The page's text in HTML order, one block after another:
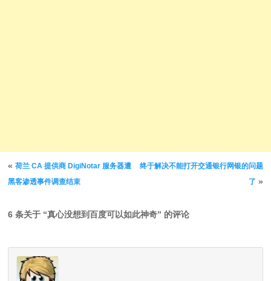
文章导航
«荷兰 CA 提供商 DigiNotar 服务器遭
黑客渗透事件调查结束
终于解决不能打开交通银行网银的问题
了 »
6 条关于 “真心没想到百度可以如此神奇” 的评论